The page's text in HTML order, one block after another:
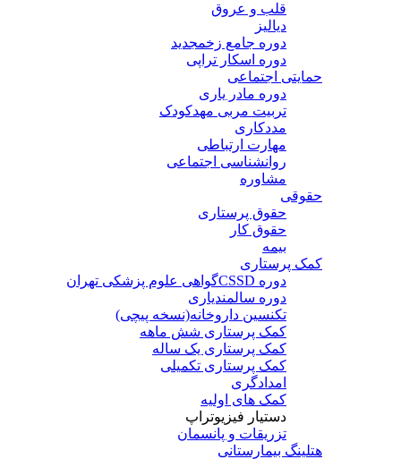
قلب و عروق
دیالیز
دوره جامع زخمجدید
دوره اسکار تراپی
حمایتی اجتماعی
دوره مادر یاری
تربیت مربی مهدکودک
مددکاری
مهارت ارتباطی
روانشناسی اجتماعی
مشاوره
حقوقی
حقوق پرستاری
حقوق کار
بیمه
کمک پرستاری
دوره CSSD
گواهی علوم پزشکی تهران
دوره سالمندیاری
تکنسین داروخانه(نسخه پیچی)
کمک پرستاری شش ماهه
کمک پرستاری یک ساله
کمک پرستاری تکمیلی
امدادگری
کمک های اولیه
دستیار فیزیوتراپ
تزریقات و پانسمان
هتلینگ بیمارستانی